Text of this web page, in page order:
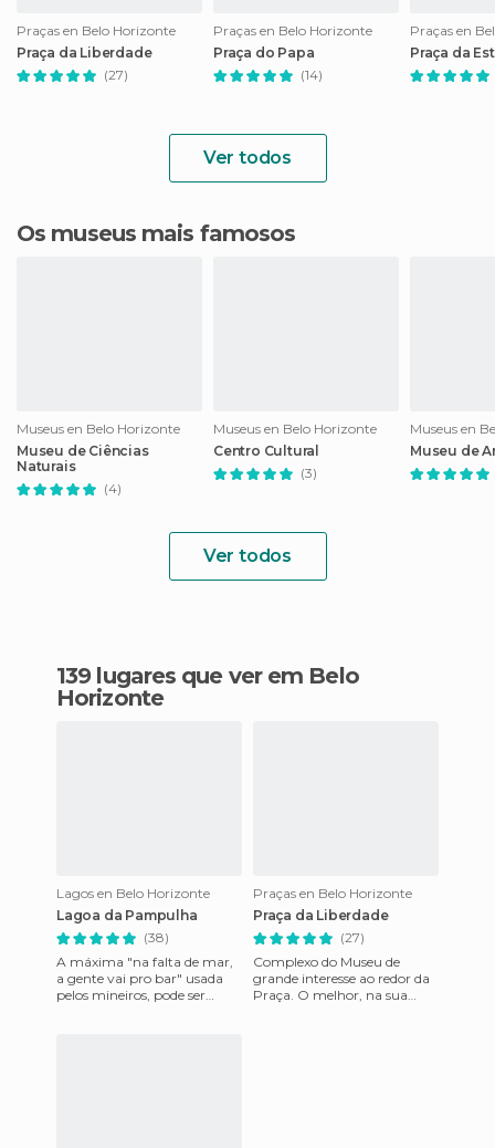
Praças en Belo Horizonte
Praça da Liberdade
(27)
Praças en Belo Horizonte
Praça do Papa
(14)
Praças en
Praça da
Ver todos
Os museus mais famosos
Museus en Belo Horizonte
Museu de Ciências
Naturais
(4)
Museus en Belo Horizonte
Centro Cultural
(3)
Museus en
Museu de
Ver todos
139 lugares que ver em Belo
Horizonte
Lagos en Belo Horizonte
Lagoa da Pampulha
(38)
A máxima "na falta de mar,
a gente vai pro bar" usada
pelos mineiros, pode ser
Praças en Belo Horizonte
Praça da Liberdade
(27)
Complexo do Museu de
grande interesse ao redor da
Praça. O melhor, na sua